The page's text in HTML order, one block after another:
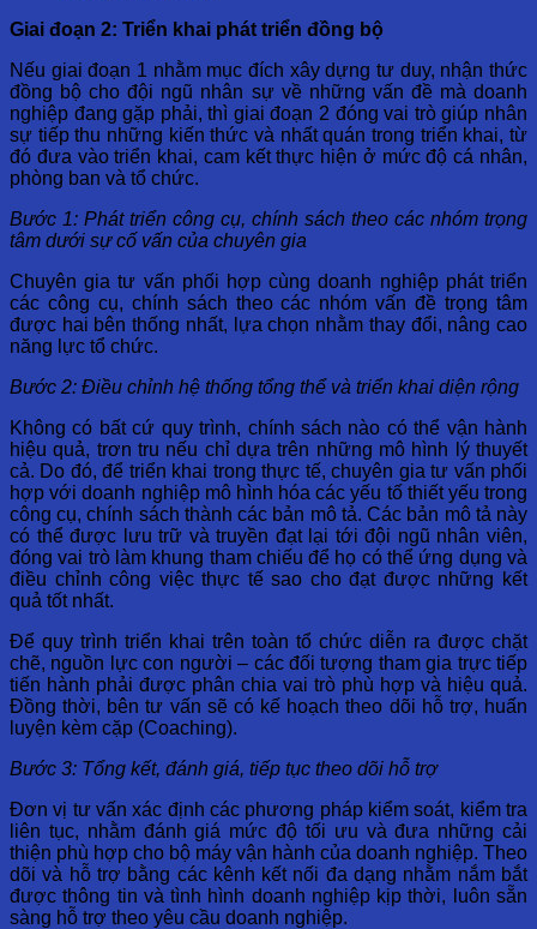
Giai đoạn 2: Triển khai phát triển đồng bộ
Nếu giai đoạn 1 nhằm mục đích xây dựng tư duy, nhận thức
đồng bộ cho đội ngũ nhân sự về những vấn đề mà doanh
nghiệp đang gặp phải, thì giai đoạn 2 đóng vai trò giúp nhân
sự tiếp thu những kiến thức và nhất quán trong triển khai, từ
đó đưa vào triển khai, cam kết thực hiện ở mức độ cá nhân,
phòng ban và tổ chức.
Bước 1: Phát triển công cụ, chính sách theo các nhóm trọng
tâm dưới sự cố vấn của chuyên gia
Chuyên gia tư vấn phối hợp cùng doanh nghiệp phát triển
các công cụ, chính sách theo các nhóm vấn đề trọng tâm
được hai bên thống nhất, lựa chọn nhằm thay đổi, nâng cao
năng lực tổ chức.
Bước 2: Điều chỉnh hệ thống tổng thể và triển khai diện rộng
Không có bất cứ quy trình, chính sách nào có thể vận hành
hiệu quả, trơn tru nếu chỉ dựa trên những mô hình lý thuyết
cả. Do đó, để triển khai trong thực tế, chuyên gia tư vấn phối
hợp với doanh nghiệp mô hình hóa các yếu tố thiết yếu trong
công cụ, chính sách thành các bản mô tả. Các bản mô tả này
có thể được lưu trữ và truyền đạt lại tới đội ngũ nhân viên,
đóng vai trò làm khung tham chiếu để họ có thể ứng dụng và
điều chỉnh công việc thực tế sao cho đạt được những kết
quả tốt nhất.
Để quy trình triển khai trên toàn tổ chức diễn ra được chặt
chẽ, nguồn lực con người – các đối tượng tham gia trực tiếp
tiến hành phải được phân chia vai trò phù hợp và hiệu quả.
Đồng thời, bên tư vấn sẽ có kế hoạch theo dõi hỗ trợ, huấn
luyện kèm cặp (Coaching).
Bước 3: Tổng kết, đánh giá, tiếp tục theo dõi hỗ trợ
Đơn vị tư vấn xác định các phương pháp kiểm soát, kiểm tra
liên tục, nhằm đánh giá mức độ tối ưu và đưa những cải
thiện phù hợp cho bộ máy vận hành của doanh nghiệp. Theo
dõi và hỗ trợ bằng các kênh kết nối đa dạng nhằm nắm bắt
được thông tin và tình hình doanh nghiệp kịp thời, luôn sẵn
sàng hỗ trợ theo yêu cầu doanh nghiệp.